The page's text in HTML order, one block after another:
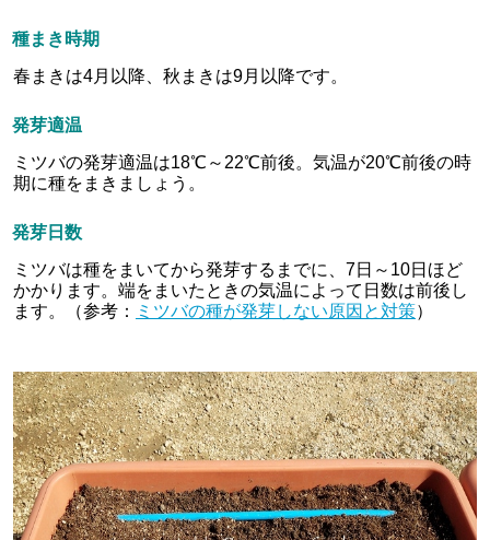
種まき時期
春まきは4月以降、秋まきは9月以降です。
発芽適温
ミツバの発芽適温は18℃～22℃前後。気温が20℃前後の時
期に種をまきましょう。
発芽日数
ミツバは種をまいてから発芽するまでに、7日～10日ほど
かかります。端をまいたときの気温によって日数は前後し
ます。（参考：
ミツバの種が発芽しない原因と対策）